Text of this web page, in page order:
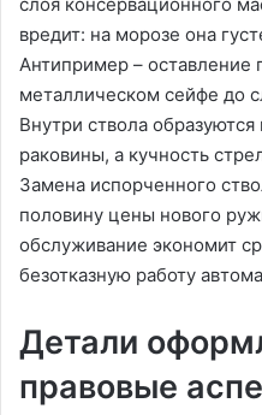
вредит: на морозе она
Антипример – оставление
металлическом сейфе до
Внутри ствола
раковины, а кучность
Замена испорченного
половину цены нового
обслуживание экономит
безотказную работу
Детали
правовые